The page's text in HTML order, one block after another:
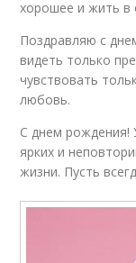
хорошее и жить в
Поздравляю с
видеть только
чувствовать
любовь.
С днем рождения!
ярких и
жизни. Пусть